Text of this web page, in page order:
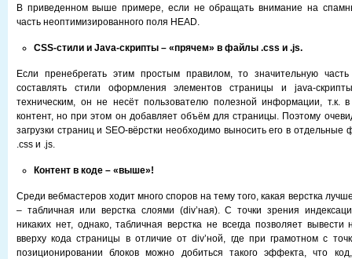
В приведенном выше примере, если не обращать внимание на
часть неоптимизированного поля HEAD.
CSS-стили и Java-скрипты – «прячем» в файлы .css и .js.
Если пренебрегать этим простым правилом, то значительную
составлять стили оформления элементов страницы и java-
техническим, он не несёт пользователю полезной информации, т.к.
контент, но при этом он добавляет объём для страницы. Поэтому
загрузки страниц и SEO-вёрстки необходимо выносить его в
.css и .js.
Контент в коде – «выше»!
Среди вебмастеров ходит много споров на тему того, какая верстка
– табличная или верстка слоями (div’ная). С точки зрения
никаких нет, однако, табличная верстка не всегда позволяет вывести
вверху кода страницы в отличие от div’ной, где при грамотном с
позиционировании блоков можно добиться такого эффекта, что